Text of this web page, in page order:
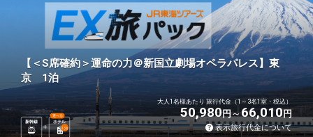
【＜S席確約＞運命の力＠新国立劇場オペラパレス】東
京 1泊
新幹線 ホテル
選べる
1 泊
大人1名様あたり 旅行代金（1～3名1室・税込）
50,980円 66,010円
表示旅行代金について